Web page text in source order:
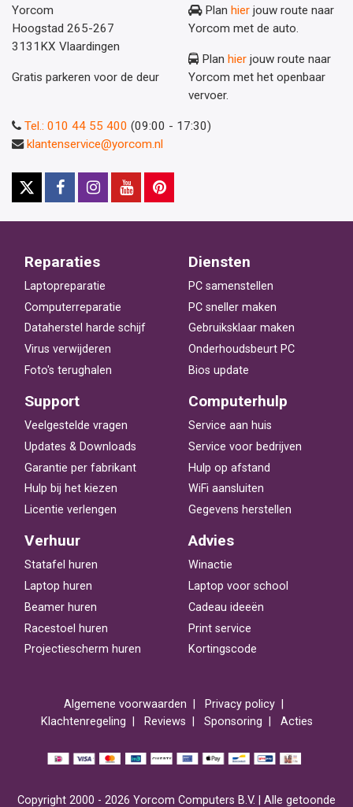
Yorcom
Hoogstad 265-267
3131KX Vlaardingen
Gratis parkeren voor de deur
Plan hier jouw route naar
Yorcom met de auto.
Plan hier jouw route naar
Yorcom met het openbaar
vervoer.
Tel.: 010 44 55 400 (09:00 - 17:30)
klantenservice@yorcom.nl
Reparaties
Laptopreparatie
Computerreparatie
Dataherstel harde schijf
Virus verwijderen
Foto's terughalen
Diensten
PC samenstellen
PC sneller maken
Gebruiksklaar maken
Onderhoudsbeurt PC
Bios update
Support
Veelgestelde vragen
Updates & Downloads
Garantie per fabrikant
Hulp bij het kiezen
Licentie verlengen
Computerhulp
Service aan huis
Service voor bedrijven
Hulp op afstand
WiFi aansluiten
Gegevens herstellen
Verhuur
Statafel huren
Laptop huren
Beamer huren
Racestoel huren
Projectiescherm huren
Advies
Winactie
Laptop voor school
Cadeau ideeën
Print service
Kortingscode
Algemene voorwaarden
Privacy policy
Klachtenregeling
Reviews Sponsoring Acties
Copyright 2000 - 2026 Yorcom Computers B.V. | Alle getoonde